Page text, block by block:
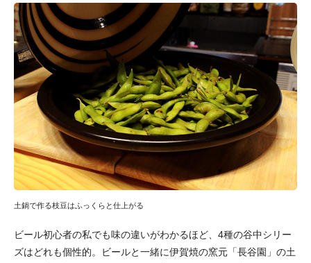
土鍋で作る枝豆はふっくらと仕上がる
ビール初心者の私でも味の違いがわかるほど、4種の谷中シリー
ズはどれも個性的。ビールと一緒に伊賀焼の窯元「長谷園」の土